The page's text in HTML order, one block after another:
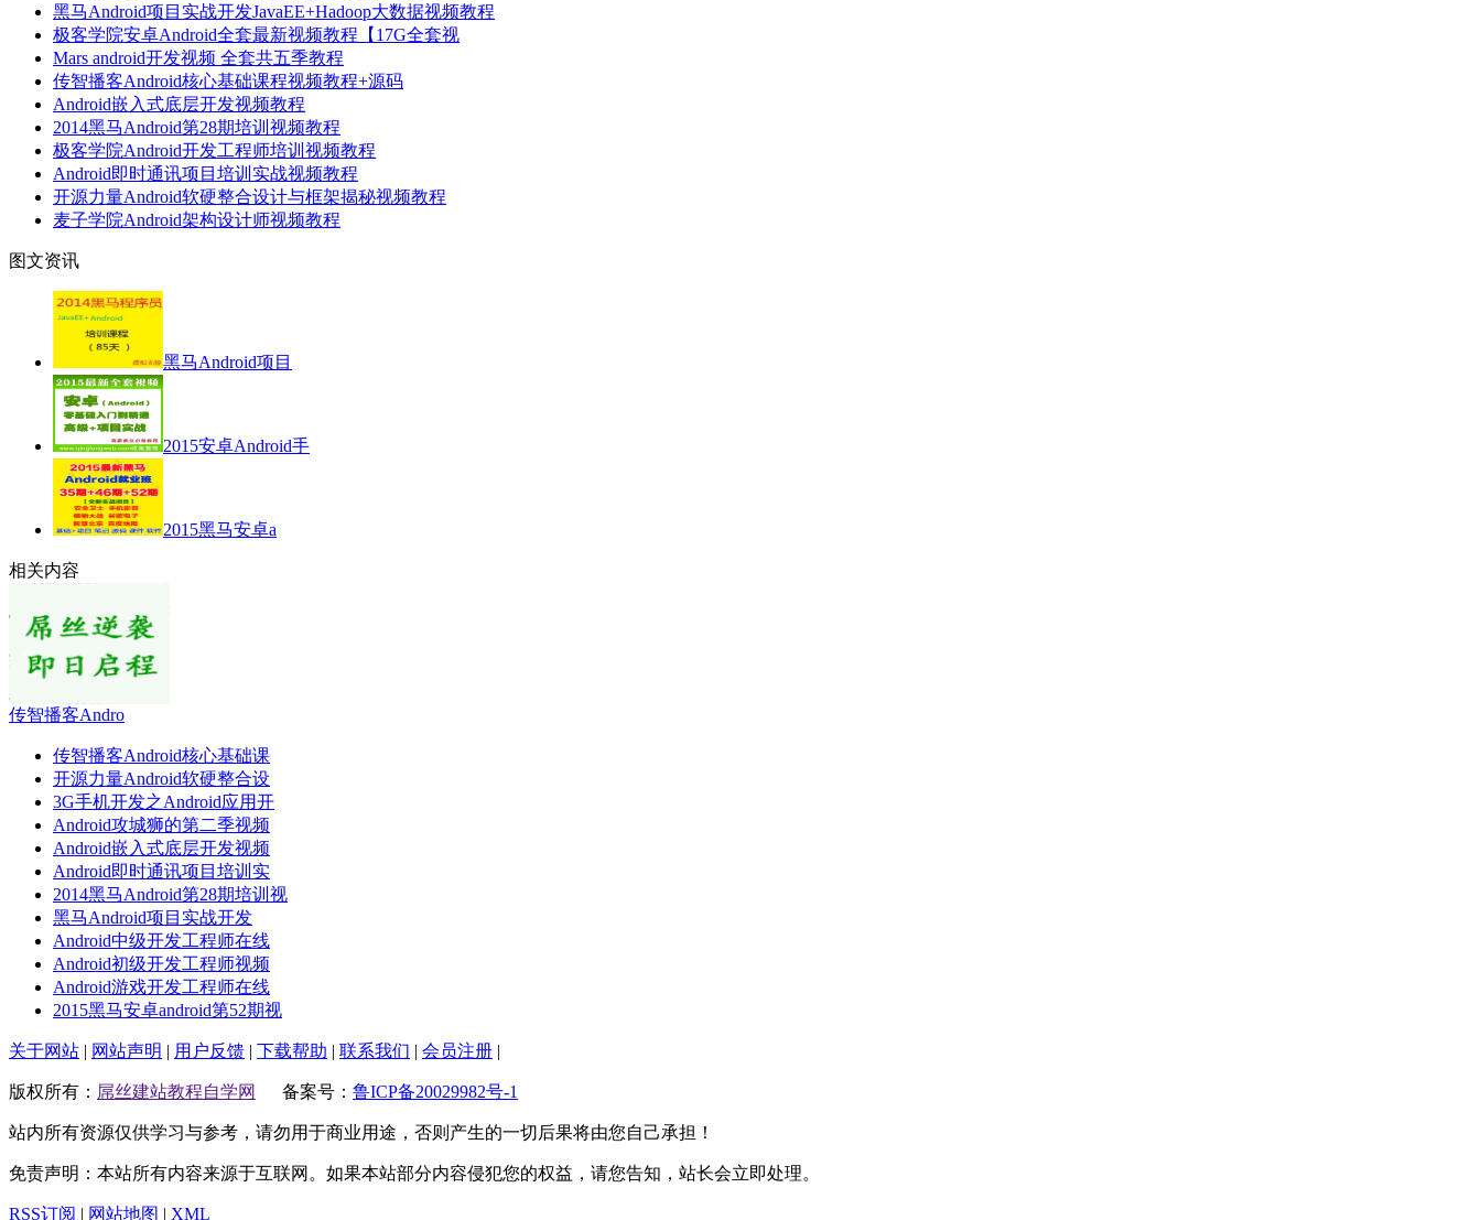
黑马Android项目实战开发JavaEE+Hadoop大数据视频教程
极客学院安卓Android全套最新视频教程【17G全套视
Mars android开发视频 全套共五季教程
传智播客Android核心基础课程视频教程+源码
Android嵌入式底层开发视频教程
2014黑马Android第28期培训视频教程
极客学院Android开发工程师培训视频教程
Android即时通讯项目培训实战视频教程
开源力量Android软硬整合设计与框架揭秘视频教程
麦子学院Android架构设计师视频教程
图文资讯
黑马Android项目
2015安卓Android手
2015黑马安卓a
相关内容
传智播客Andro
传智播客Android核心基础课
开源力量Android软硬整合设
3G手机开发之Android应用开
Android攻城狮的第二季视频
Android嵌入式底层开发视频
Android即时通讯项目培训实
2014黑马Android第28期培训视
黑马Android项目实战开发
Android中级开发工程师在线
Android初级开发工程师视频
Android游戏开发工程师在线
2015黑马安卓android第52期视
关于网站 | 网站声明 | 用户反馈 | 下载帮助 | 联系我们 | 会员注册 |
版权所有： 屌丝建站教程自学网 备案号： 鲁ICP备20029982号-1
站内所有资源仅供学习与参考，请勿用于商业用途，否则产生的一切后果将由您自己承担！
免责声明：本站所有内容来源于互联网。如果本站部分内容侵犯您的权益，请您告知，站长会立即处理。
RSS订阅 | 网站地图 | XML